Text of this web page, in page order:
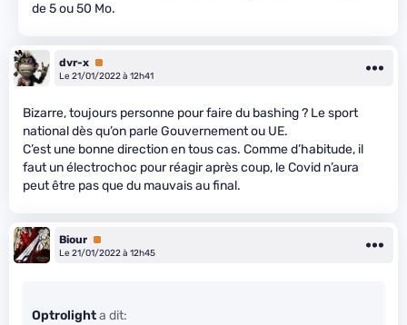
de 5 ou 50 Mo.
dvr-x Premium
Le 21/01/2022 à 12h41
Bizarre, toujours personne pour faire du bashing ? Le sport
national dès qu’on parle Gouvernement ou UE.
C’est une bonne direction en tous cas. Comme d’habitude, il
faut un électrochoc pour réagir après coup, le Covid n’aura
peut être pas que du mauvais au final.
Biour Premium
Le 21/01/2022 à 12h45
Optrolighta dit: